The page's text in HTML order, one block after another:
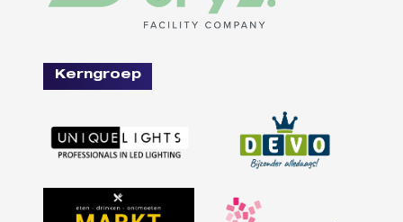
Kerngroep